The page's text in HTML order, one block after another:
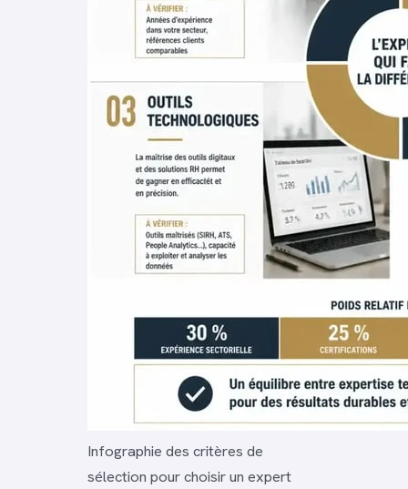
Infographie des critères de
sélection pour choisir un expert